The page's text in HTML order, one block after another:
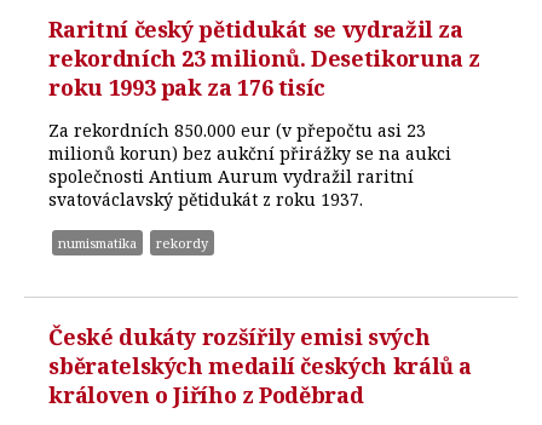
Raritní český pětidukát se vydražil za
rekordních 23 milionů. Desetikoruna z
roku 1993 pak za 176 tisíc
Za rekordních 850.000 eur (v přepočtu asi 23
milionů korun) bez aukční přirážky se na aukci
společnosti Antium Aurum vydražil raritní
svatováclavský pětidukát z roku 1937.
numismatika rekordy
České dukáty rozšířily emisi svých
sběratelských medailí českých králů a
královen o Jiřího z Poděbrad